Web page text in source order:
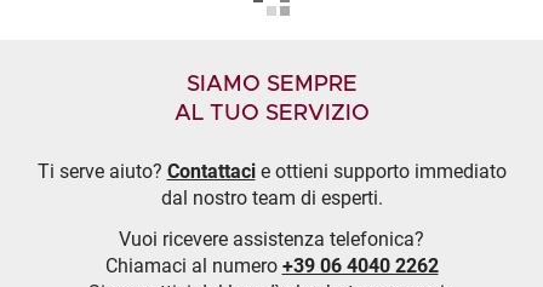
SIAMO SEMPRE
AL TUO SERVIZIO
Ti serve aiuto? Contattacie ottieni supporto immediato
dal nostro team di esperti.
Vuoi ricevere assistenza telefonica?
Chiamaci al numero +39 06 4040 2262